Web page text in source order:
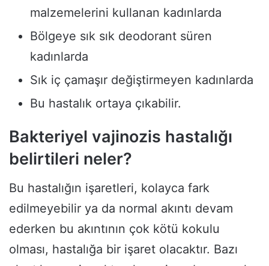
malzemelerini kullanan kadınlarda
Bölgeye sık sık deodorant süren
kadınlarda
Sık iç çamaşır değiştirmeyen kadınlarda
Bu hastalık ortaya çıkabilir.
Bakteriyel vajinozis hastalığı
belirtileri neler?
Bu hastalığın işaretleri, kolayca fark
edilmeyebilir ya da normal akıntı devam
ederken bu akıntının çok kötü kokulu
olması, hastalığa bir işaret olacaktır. Bazı